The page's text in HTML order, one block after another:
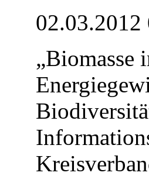
02.03.2012
„Biomasse